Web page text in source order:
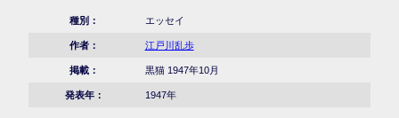
種別： エッセイ
作者： 江戸川乱歩
掲載： 黒猫 1947年10月
発表年： 1947年